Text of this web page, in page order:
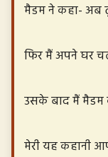
मैडम ने कहा- अब
फिर मैं अपने घर
उसके बाद मैं मैडम
मेरी यह कहानी